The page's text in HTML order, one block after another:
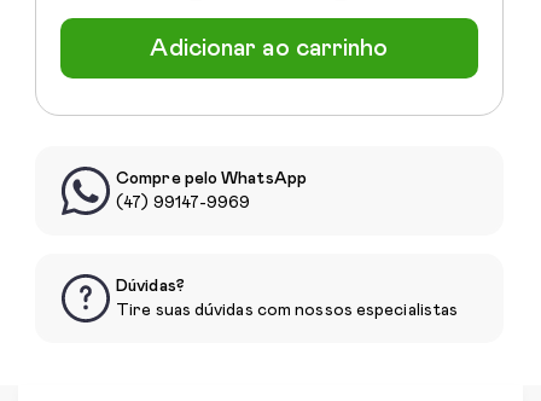
Adicionar ao carrinho
Compre pelo WhatsApp
(47) 99147-9969
Dúvidas?
Tire suas dúvidas com nossos especialistas